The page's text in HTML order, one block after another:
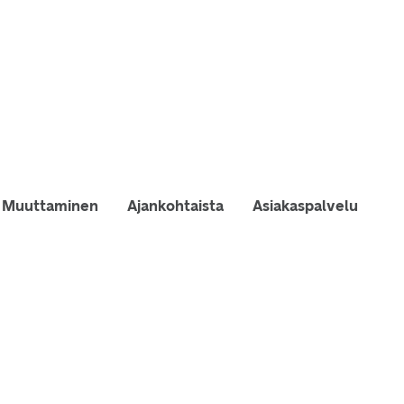
Muuttaminen Ajankohtaista Asiakaspalvelu